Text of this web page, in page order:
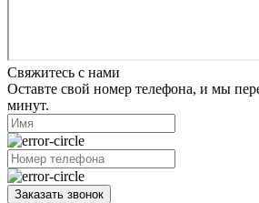
Свяжитесь с нами
Оставте свой номер телефона, и мы
минут.
Заказать звонок